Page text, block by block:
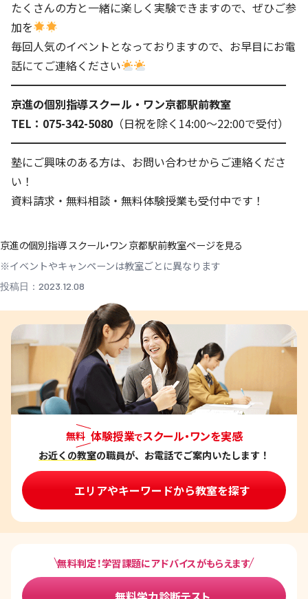
たくさんの方と一緒に楽しく実験できますので、ぜひご参
加を
毎回人気のイベントとなっておりますので、お早目にお電
話にてご連絡ください
━━━━━━━━━━━━━━━━━━━━━━━━━
京進の個別指導スクール・ワン京都駅前教室
TEL：075-342-5080 （日祝を除く14:00～22:00で受付）
━━━━━━━━━━━━━━━━━━━━━━━━━
塾にご興味のある方は、 お問い合わせからご連絡くださ
い！
資料請求・無料相談・無料体験授業も受付中です！
京進の個別指導 スクール・ワン 京都駅前教室ページを見る
※イベントやキャンペーンは教室ごとに異なります
投稿日：2023.12.08
無料 体験授業でスクール・ワンを実感
お近くの教室の職員が、お電話でご案内いたします！
エリアやキーワードから教室を探す
無料判定！学習課題にアドバイスがもらえます